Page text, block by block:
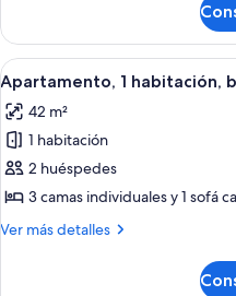
+1
Child)
balcón
(2
Adults
Child)
Abrir
todas
las
fotos
de
Apartamento,
1
7
Apartamento, 1 habitación,
42 m²
1 habitación
2 huéspedes
3 camas individuales y 1 sofá
Ver más detalles
Más